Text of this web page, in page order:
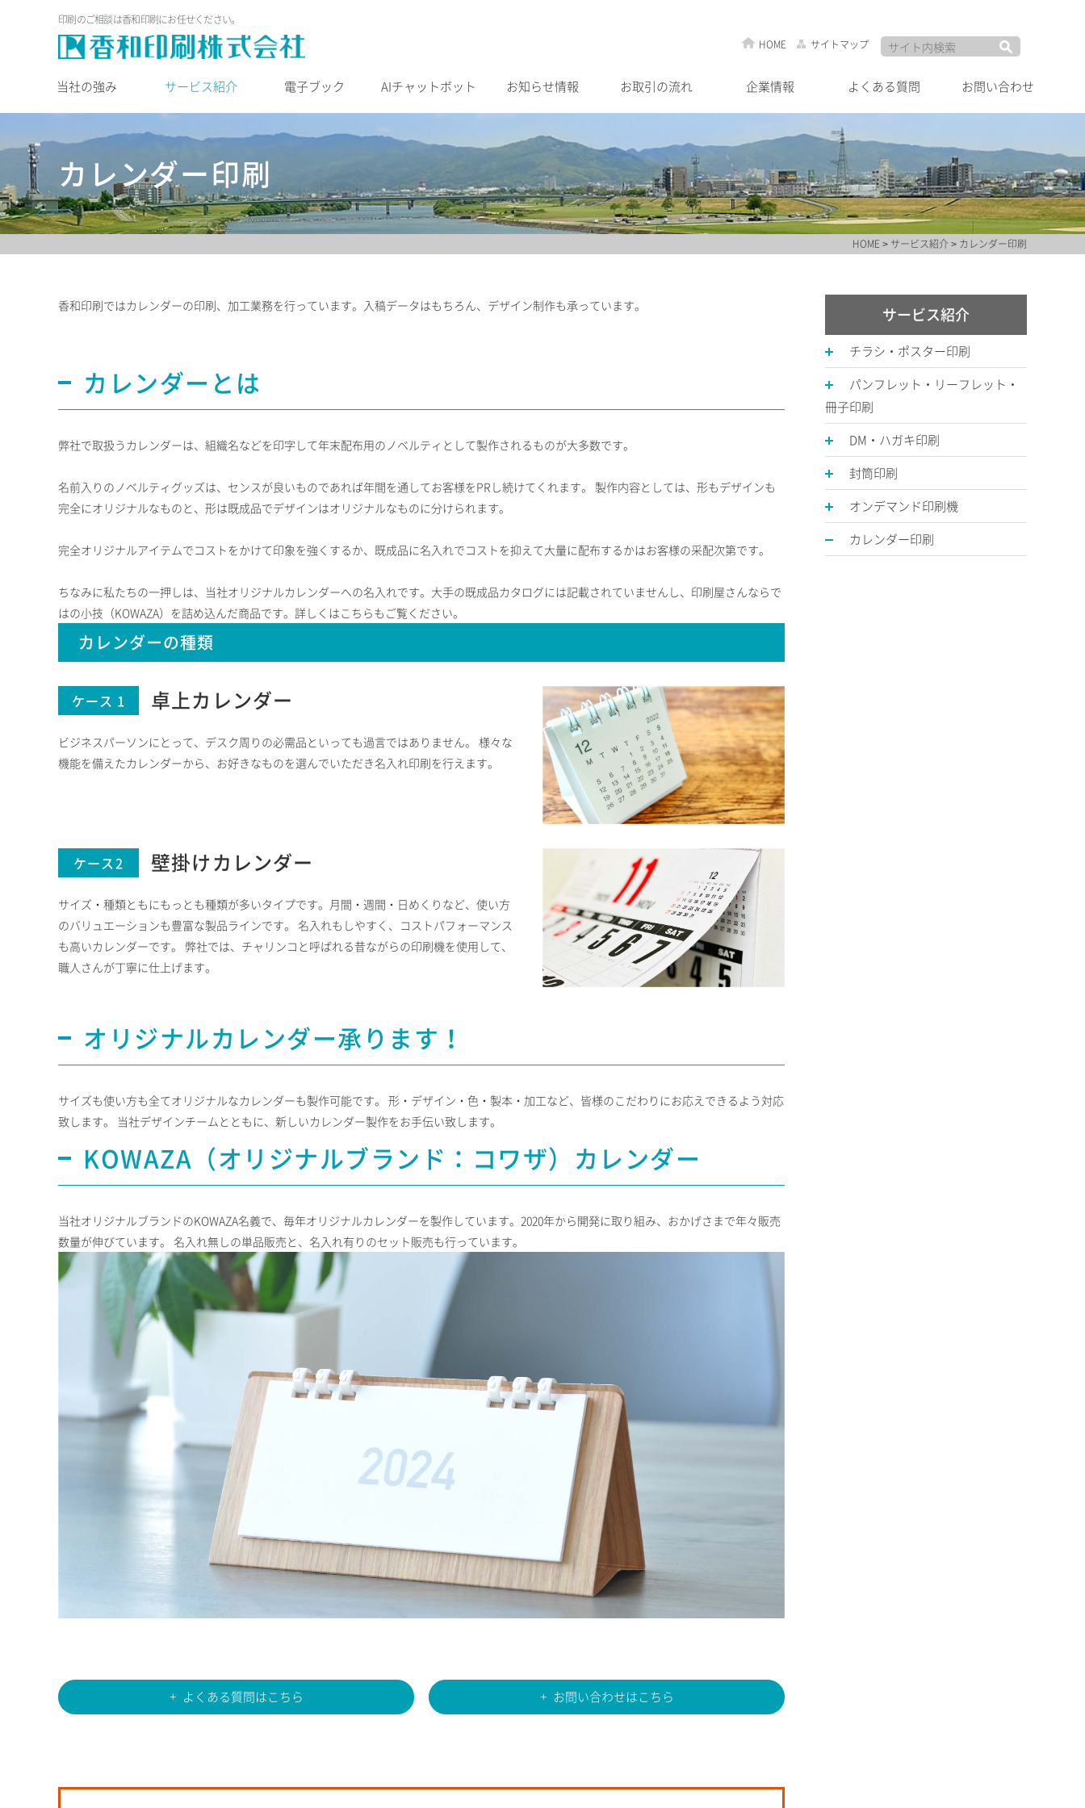
印刷のご相談は香和印刷にお任せください。
HOME
サイトマップ
当社の強み サービス紹介 電子ブック AIチャットボット お知らせ情報 お取引の流れ 企業情報 よくある質問 お問い合わせ
カレンダー印刷
HOME> サービス紹介> カレンダー印刷
香和印刷ではカレンダーの印刷、加工業務を行っています。入稿データはもちろん、デザイン制作も承っています。
カレンダーとは
弊社で取扱うカレンダーは、組織名などを印字して年末配布用のノベルティとして製作されるものが大多数です。
名前入りのノベルティグッズは、センスが良いものであれば年間を通してお客様をPRし続けてくれます。 製作内容としては、形もデザインも
完全にオリジナルなものと、形は既成品でデザインはオリジナルなものに分けられます。
完全オリジナルアイテムでコストをかけて印象を強くするか、既成品に名入れでコストを抑えて大量に配布するかはお客様の采配次第です。
ちなみに私たちの一押しは、当社オリジナルカレンダーへの名入れです。大手の既成品カタログには記載されていませんし、印刷屋さんならで
はの小技（KOWAZA）を詰め込んだ商品です。詳しくはこちらもご覧ください。
カレンダーの種類
ケース 1 卓上カレンダー
ビジネスパーソンにとって、デスク周りの必需品といっても過言ではありません。 様々な
機能を備えたカレンダーから、お好きなものを選んでいただき名入れ印刷を行えます。
ケース2 壁掛けカレンダー
サイズ・種類ともにもっとも種類が多いタイプです。月間・週間・日めくりなど、使い方
のバリュエーションも豊富な製品ラインです。 名入れもしやすく、コストパフォーマンス
も高いカレンダーです。 弊社では、チャリンコと呼ばれる昔ながらの印刷機を使用して、
職人さんが丁寧に仕上げます。
オリジナルカレンダー承ります！
サイズも使い方も全てオリジナルなカレンダーも製作可能です。 形・デザイン・色・製本・加工など、皆様のこだわりにお応えできるよう対応
致します。 当社デザインチームとともに、新しいカレンダー製作をお手伝い致します。
KOWAZA（オリジナルブランド：コワザ）カレンダー
当社オリジナルブランドのKOWAZA名義で、毎年オリジナルカレンダーを製作しています。2020年から開発に取り組み、おかげさまで年々販売
数量が伸びています。 名入れ無しの単品販売と、名入れ有りのセット販売も行っています。
よくある質問はこちら お問い合わせはこちら
サービス紹介
チラシ・ポスター印刷
パンフレット・リーフレット・
冊子印刷
DM・ハガキ印刷
封筒印刷
オンデマンド印刷機
カレンダー印刷